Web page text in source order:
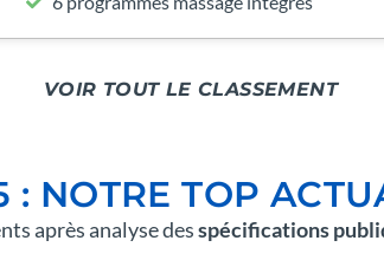
VOIR TOUT LE CLASSEMENT
NOTRE TOP
après analyse desspécifications